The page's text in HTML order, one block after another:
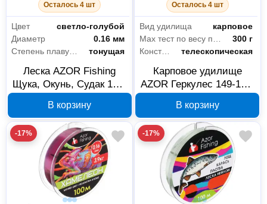
Осталось 4 шт
Цвет
светло-голубой
Диаметр
0.16 мм
тонущая
Леска AZOR Fishing
Щука, Окунь, Судак 144-
мм 3.9 кг
В корзину
Осталось 4 шт
Вид удилища
карповое
300 г
Конструкция удилища
телескопическая
Карповое удилище
AZOR Геркулес 149-147,
В корзину
-17% -17%